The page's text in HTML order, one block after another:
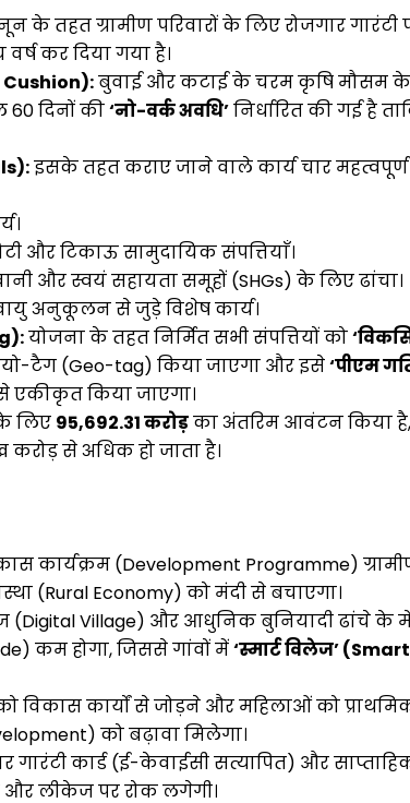
के तहत ग्रामीण परिवारों के लिए रोजगार गारंटी
वर्ष कर दिया गया है।
बुवाई और कटाई के चरम कृषि मौसम के
दिनों की‘नो-वर्क अवधि’निर्धारित की गई है
इसके तहत कराए जाने वाले कार्य चार महत्वपूर्ण
और टिकाऊ सामुदायिक संपत्तियाँ।
और स्वयं सहायता समूहों (SHGs) के लिए ढांचा।
अनुकूलन से जुड़े विशेष कार्य।
योजना के तहत निर्मित सभी संपत्तियों को
टैग (Geo-tag) किया जाएगा और इसे‘पीएम
एकीकृत किया जाएगा।
लिए ₹95,692.31 करोड़का अंतरिम आवंटन किया
करोड़ से अधिक हो जाता है।
कार्यक्रम (Development Programme)
(Rural Economy) को मंदी से बचाएगा।
(Digital Village) और आधुनिक बुनियादी ढांचे के
कम होगा, जिससे गांवों में‘स्मार्ट विलेज’ (Smart
विकास कार्यों से जोड़ने और महिलाओं को
को बढ़ावा मिलेगा।
गारंटी कार्ड (ई-केवाईसी सत्यापित) और
और लीकेज पर रोक लगेगी।